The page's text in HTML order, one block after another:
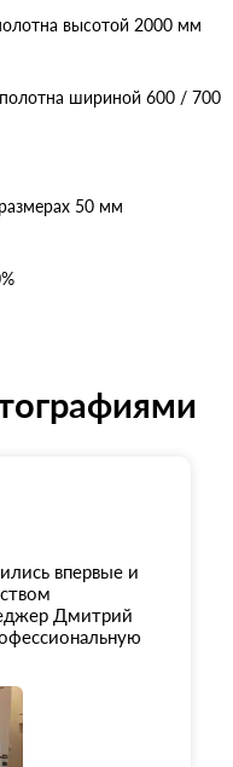
высотой 2000 мм
шириной 600 / 700
50 мм
впервые и
Дмитрий
нас вопросам и
которого
Дверь
договором,
для нас время.